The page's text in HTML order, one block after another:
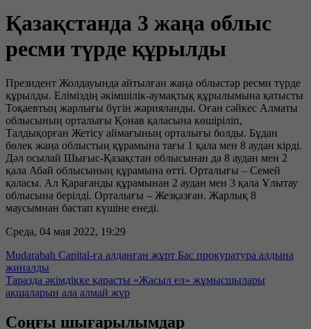
Қазақстанда 3 жаңа облыс
ресми түрде құрылды
Президент Жолдауында айтылған жаңа облыстар ресми түрде
құрылды. Еліміздің әкімшілік-аумақтық құрылымына қатысты
Тоқаевтың жарлығы бүгін жарияланды. Оған сәйкес Алматы
облысының орталығы Қонав қаласына көшіріліп,
Талдықорған Жетісу аймағының орталығы болды. Бұдан
бөлек жаңа облыстың құрамына тағы 1 қала мен 8 аудан кірді.
Дәл осылай Шығыс-Қазақстан облысынан да 8 аудан мен 2
қала Абай облысының құрамына өтті. Орталығы – Семей
қаласы. Ал Қарағанды құрамынан 2 аудан мен 3 қала Ұлытау
облысына берілді. Орталығы – Жезқазған. Жарлық 8
маусымнан бастап күшіне енеді.
Среда, 04 мая 2022, 19:29
Mudarabah Capital-ға алданған жұрт Бас прокуратура алдына
жиналды
Таразда әкімдікке қарасты «Жасыл ел» жұмысшылары
ақшаларын ала алмай жүр
Соңғы шығарылымдар